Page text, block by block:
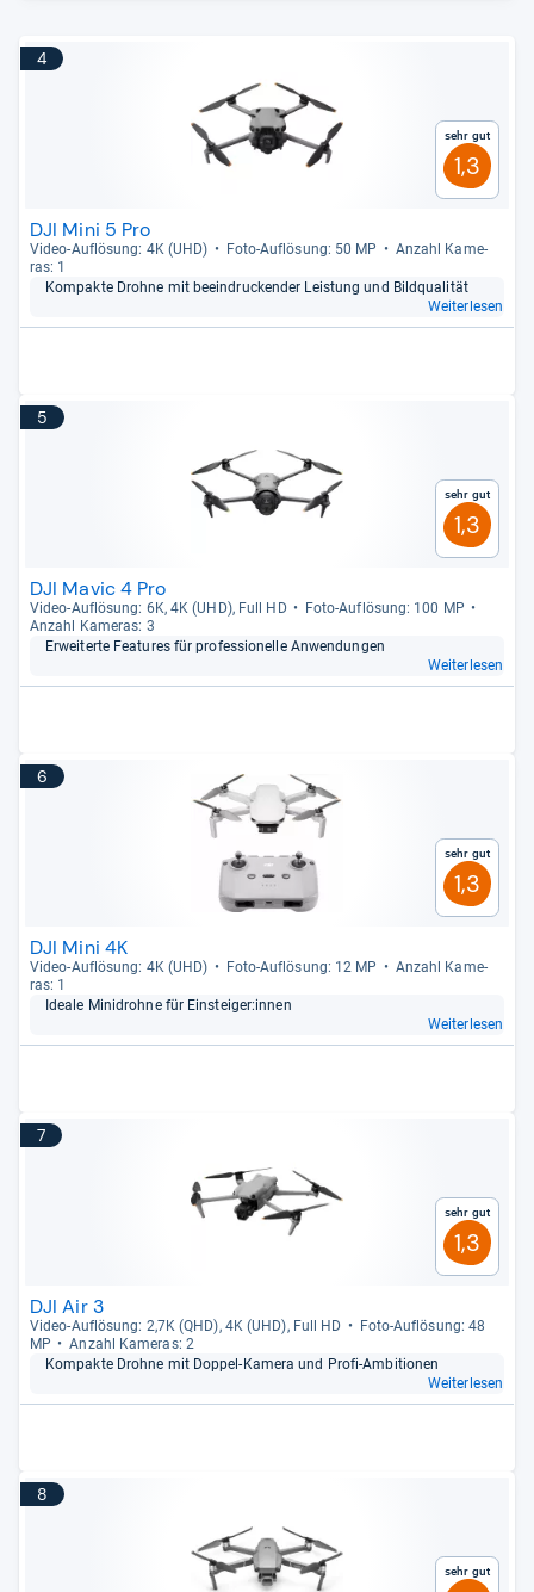
4
Sehr gut
1,3
DJI Mini 5 Pro
Video-​Auf­lö­sung: 4K (UHD) Foto-​Auf­lö­sung: 50 MP
Anzahl Kame­
ras: 1
Kom­pakte Drohne mit beein­dru­cken­der Leis­tung und Bild­qua­li­tät
Weiterlesen
5
Sehr gut
1,3
DJI Mavic 4 Pro
Video-​Auf­lö­sung: 6K, 4K (UHD), Full HD
Foto-​Auf­lö­sung: 100 MP
Anzahl Kame­ras: 3
Erwei­terte Fea­tu­res für pro­fes­sio­nelle Anwen­dun­gen
Weiterlesen
6
Sehr gut
1,3
DJI Mini 4K
Video-​Auf­lö­sung: 4K (UHD) Foto-​Auf­lö­sung: 12 MP
Anzahl Kame­
ras: 1
Ideale Mini­drohne für Ein­stei­ger:innen
Weiterlesen
7
Sehr gut
1,3
DJI Air 3
Video-​Auf­lö­sung: 2,7K (QHD), 4K (UHD), Full HD
Foto-​Auf­lö­sung: 48
MP
Anzahl Kame­ras: 2
Kom­pakte Drohne mit Dop­pel-​Kamera und Profi-​Ambi­tio­nen
Weiterlesen
8
Sehr gut